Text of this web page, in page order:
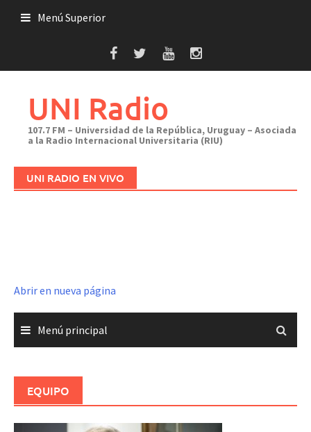
Menú Superior
UNI Radio
107.7 FM – Universidad de la República, Uruguay – Asociada
a la Radio Internacional Universitaria (RIU)
UNI RADIO EN VIVO
Abrir en nueva página
Menú principal
EQUIPO